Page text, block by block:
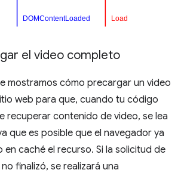
el video completo
mostramos cómo precargar un video
web para que, cuando tu código
recuperar contenido de video, se lea
que es posible que el navegador ya
en caché el recurso. Si la solicitud de
finalizó, se realizará una